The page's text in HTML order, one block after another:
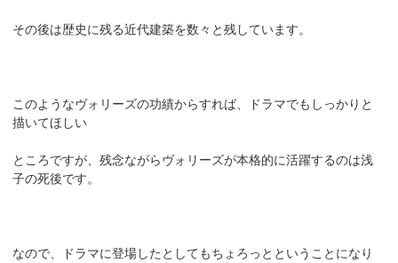
その後は歴史に残る近代建築を数々と残しています。
このようなヴォリーズの功績からすれば、ドラマでもしっかりと
描いてほしい
ところですが、残念ながらヴォリーズが本格的に活躍するのは浅
子の死後です。
なので、ドラマに登場したとしてもちょろっとということになり